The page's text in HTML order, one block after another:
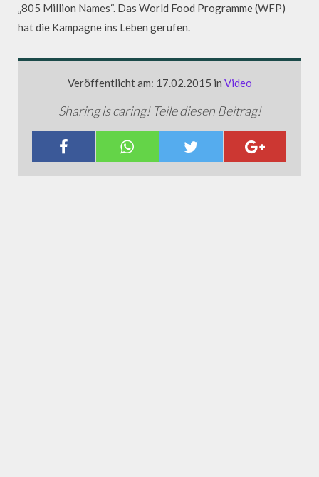
„805 Million Names“. Das World Food Programme (WFP)
hat die Kampagne ins Leben gerufen.
Veröffentlicht am: 17.02.2015 in Video
Sharing is caring! Teile diesen Beitrag!